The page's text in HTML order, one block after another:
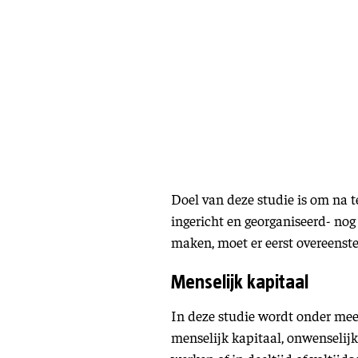
Doel van deze studie is om na
ingericht en georganiseerd-
maken, moet er eerst
Menselijk kapitaal
In deze studie wordt onder
menselijk kapitaal,